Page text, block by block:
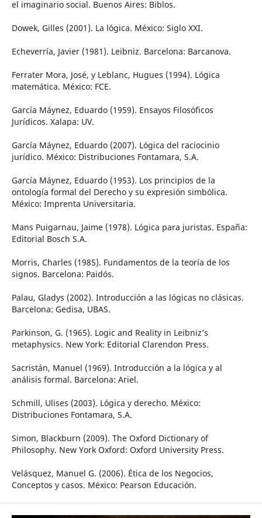
el imaginario social. Buenos Aires: Biblos.
Dowek, Gilles (2001). La lógica. México: Siglo XXI.
Echeverría, Javier (1981). Leibniz. Barcelona: Barcanova.
Ferrater Mora, José, y Leblanc, Hugues (1994). Lógica
matemática. México: FCE.
García Máynez, Eduardo (1959). Ensayos Filosóficos
Jurídicos. Xalapa: UV.
García Máynez, Eduardo (2007). Lógica del raciocinio
jurídico. México: Distribuciones Fontamara, S.A.
García Máynez, Eduardo (1953). Los principios de la
ontología formal del Derecho y su expresión simbólica.
México: Imprenta Universitaria.
Mans Puigarnau, Jaime (1978). Lógica para juristas. España:
Editorial Bosch S.A.
Morris, Charles (1985). Fundamentos de la teoría de los
signos. Barcelona: Paidós.
Palau, Gladys (2002). Introducción a las lógicas no clásicas.
Barcelona: Gedisa, UBAS.
Parkinson, G. (1965). Logic and Reality in Leibniz’s
metaphysics. New York: Editorial Clarendon Press.
Sacristán, Manuel (1969). Introducción a la lógica y al
análisis formal. Barcelona: Ariel.
Schmill, Ulises (2003). Lógica y derecho. México:
Distribuciones Fontamara, S.A.
Simon, Blackburn (2009). The Oxford Dictionary of
Philosophy. New York Oxford: Oxford University Press.
Velásquez, Manuel G. (2006). Ética de los Negocios,
Conceptos y casos. México: Pearson Educación.